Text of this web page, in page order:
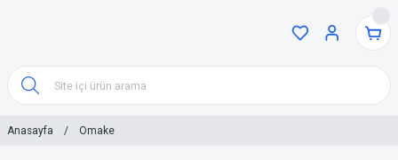
Anasayfa Omake